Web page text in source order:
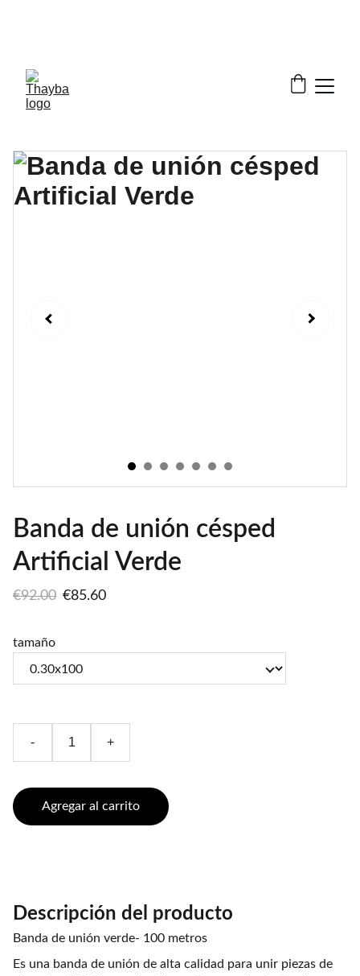
Banda de unión césped
Artificial Verde
€92.00 €85.60
tamaño
- +
Agregar al carrito
Descripción del producto
Banda de unión verde- 100 metros
Es una banda de unión de alta calidad para unir piezas de